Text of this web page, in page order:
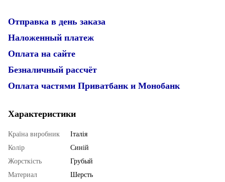
Отправка в день заказа
Наложенный платеж
Оплата на сайте
Безналичный рассчёт
Оплата частями Приватбанк и Монобанк
Характеристики
Країна виробник
Італія
Колір
Синій
Жорсткість
Грубый
Материал
Шерсть